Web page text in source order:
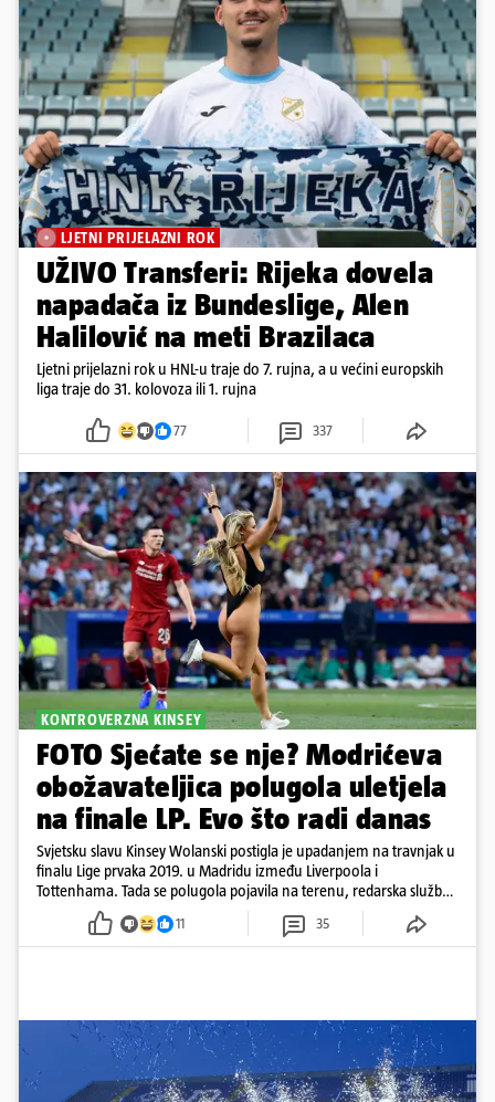
LJETNI PRIJELAZNI ROK
UŽIVO Transferi: Rijeka dovela
napadača iz Bundeslige, Alen
Halilović na meti Brazilaca
Ljetni prijelazni rok u HNL-u traje do 7. rujna, a u većini europskih
liga traje do 31. kolovoza ili 1. rujna
77 337
KONTROVERZNA KINSEY
FOTO Sjećate se nje? Modrićeva
obožavateljica polugola uletjela
na finale LP. Evo što radi danas
Svjetsku slavu Kinsey Wolanski postigla je upadanjem na travnjak u
finalu Lige prvaka 2019. u Madridu između Liverpoola i
Tottenhama. Tada se polugola pojavila na terenu, redarska služba
ju je lovila po travnjaku, a njezine fotografije obišle su svijet.
11 35